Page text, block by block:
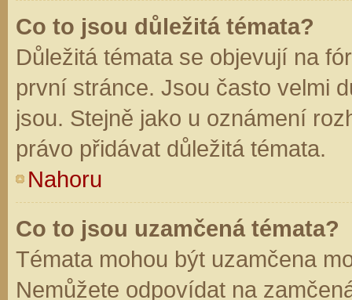
Co to jsou důležitá témata?
Důležitá témata se objevují na
první stránce. Jsou často velmi
jsou. Stejně jako u oznámení
právo přidávat důležitá témata.
Nahoru
Co to jsou uzamčená témata?
Témata mohou být uzamčena
Nemůžete odpovídat na